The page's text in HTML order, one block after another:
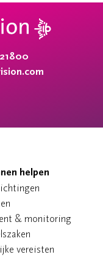
helpen
& monitoring
vereisten